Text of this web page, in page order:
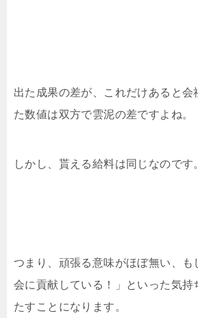
出た成果の差が、これだけあると会
た数値は双方で雲泥の差ですよね。
しかし、貰える給料は同じなのです
つまり、頑張る意味がほぼ無い、も
会に貢献している！」といった気持
たすことになります。